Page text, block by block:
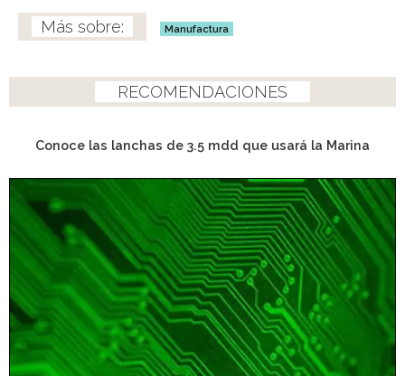
Manufactura
RECOMENDACIONES
Conoce las lanchas de 3.5 mdd que usará la Marina